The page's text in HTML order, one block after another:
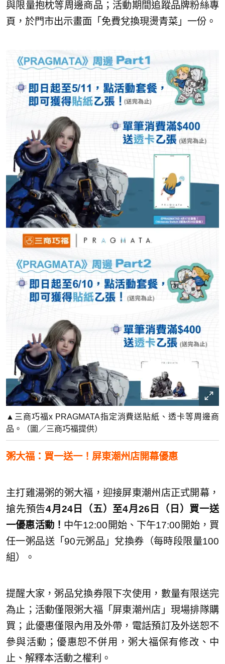
與限量抱枕等周邊商品；活動期間追蹤品牌粉絲專
頁，於門市出示畫面「免費兌換現燙青菜」一份。
▲三商巧福x PRAGMATA指定消費送貼紙、透卡等周邊商
品。（圖／三商巧福提供）
粥大福：買一送一！屏東潮州店開幕優惠
主打雞湯粥的粥大福，迎接屏東潮州店正式開幕，
搶先預告4月24日（五）至4月26日（日）買一送
一優惠活動！ 中午12:00開始、下午17:00開始，買
任一粥品送「90元粥品」兌換券（每時段限量100
組）。
提醒大家，粥品兌換券限下次使用，數量有限送完
為止；活動僅限粥大福「屏東潮州店」現場排隊購
買；此優惠僅限內用及外帶，電話預訂及外送恕不
參與活動；優惠恕不併用，粥大福保有修改、中
止、解釋本活動之權利。